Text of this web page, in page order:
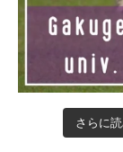
さらに